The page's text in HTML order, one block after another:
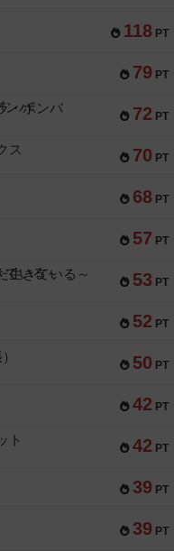
118 PT
79 PT
72 PT
・ボンバ
70 PT
ス
68 PT
57 PT
53 PT
生きている～
52 PT
50 PT
42 PT
42 PT
ト
39 PT
39 PT